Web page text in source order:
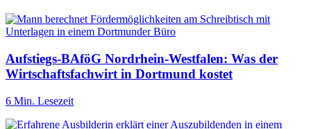
Aufstiegs-BAföG Nordrhein-Westfalen: Was der
Wirtschaftsfachwirt in Dortmund kostet
6 Min. Lesezeit